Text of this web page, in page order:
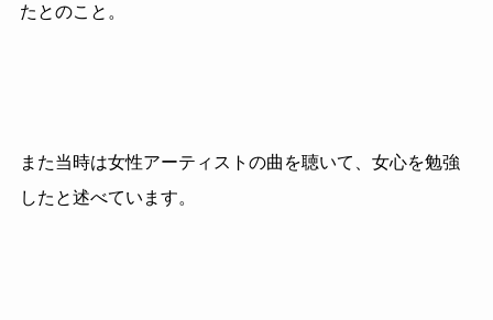
たとのこと。
また当時は女性アーティストの曲を聴いて、女心を勉強
したと述べています。